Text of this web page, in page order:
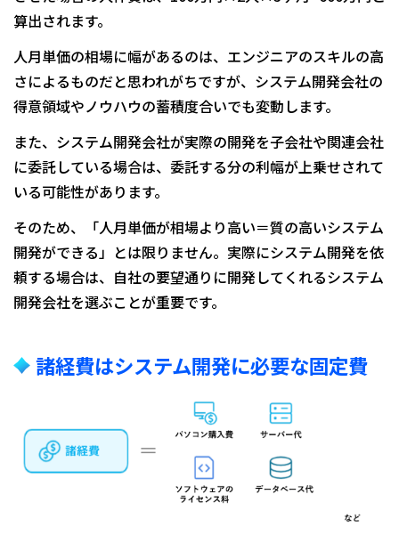
算出されます。
人月単価の相場に幅があるのは、エンジニアのスキルの高
さによるものだと思われがちですが、システム開発会社の
得意領域やノウハウの蓄積度合いでも変動します。
また、システム開発会社が実際の開発を子会社や関連会社
に委託している場合は、委託する分の利幅が上乗せされて
いる可能性があります。
そのため、「人月単価が相場より高い＝質の高いシステム
開発ができる」とは限りません。実際にシステム開発を依
頼する場合は、自社の要望通りに開発してくれるシステム
開発会社を選ぶことが重要です。
諸経費はシステム開発に必要な固定費